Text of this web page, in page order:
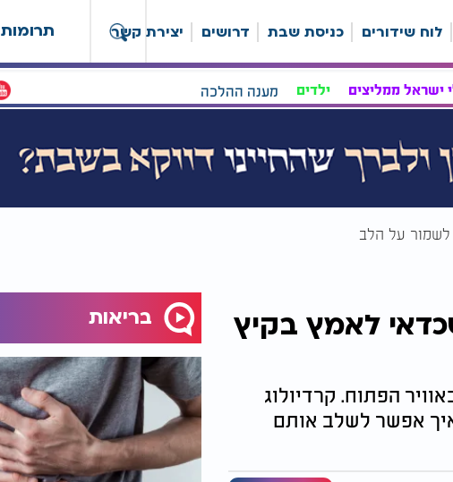
תרומות לוח שידורים כניסת שבת דרושים יצירת קשר
ישראל ממליצים ילדים מענה ההלכה
שכדאי לאמץ בקיץ
הפתוח. קרדיולוג
אפשר לשלב אותם
בריאות